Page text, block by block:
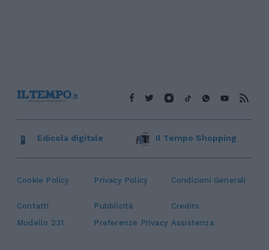
Cookie Policy Privacy Policy Condizioni Generali
Contatti Pubblicità
Credits
Modello 231
Preferenze Privacy Assistenza
Edicola digitale Il Tempo Shopping